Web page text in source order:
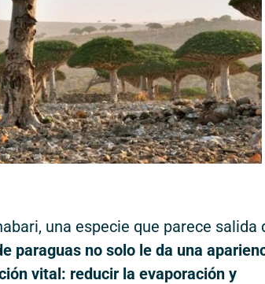
una especie que parece salida
paraguas no solo le da una
vital: reducir la evaporación y